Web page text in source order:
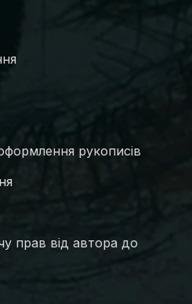
рукописів
прав від автора до